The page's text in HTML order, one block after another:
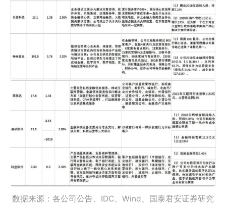
数据来源：各公司公告、IDC、Wind、国泰君安证券研究